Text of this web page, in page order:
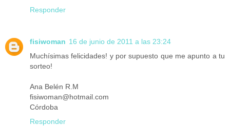
Responder
fisiwoman 16 de junio de 2011 a las 23:24
Muchísimas felicidades! y por supuesto que me apunto a tu
sorteo!
Ana Belén R.M
fisiwoman@hotmail.com
Córdoba
Responder